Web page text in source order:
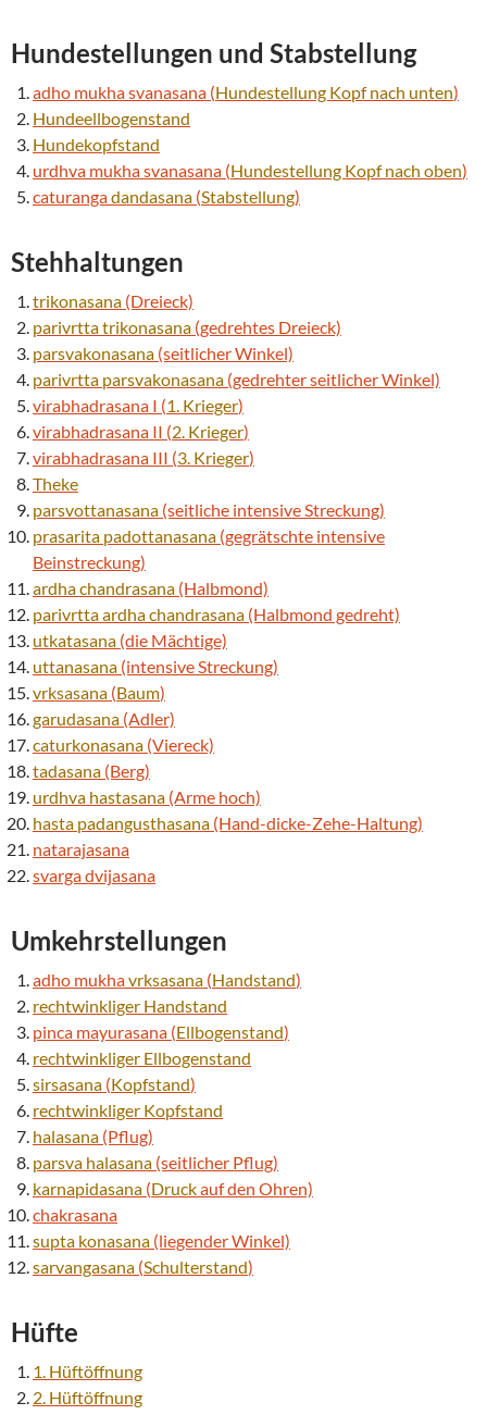
Hundestellungen und Stabstellung
adho mukha svanasana (Hundestellung Kopf nach unten)
Hundeellbogenstand
Hundekopfstand
urdhva mukha svanasana (Hundestellung Kopf nach oben)
caturangadandasana (Stabstellung)
Stehhaltungen
trikonasana (Dreieck)
parivrttatrikonasana (gedrehtes Dreieck)
parsvakonasana (seitlicher Winkel)
parivrtta parsvakonasana (gedrehter seitlicher Winkel)
virabhadrasana I (1. Krieger)
virabhadrasana II (2. Krieger)
virabhadrasana III (3. Krieger)
Theke
parsvottanasana (seitliche intensive Streckung)
prasarita padottanasana (gegrätschte intensive
Beinstreckung)
ardha chandrasana (Halbmond)
parivrttaardha chandrasana (Halbmond gedreht)
utkatasana (die Mächtige)
uttanasana (intensive Streckung)
vrksasana (Baum)
garudasana (Adler)
caturkonasana (Viereck)
tadasana (Berg)
urdhva hastasana (Arme hoch)
hasta padangusthasana (Hand-dicke-Zehe-Haltung)
natarajasana
svarga dvijasana
Umkehrstellungen
adho mukhavrksasana (Handstand)
rechtwinkliger Handstand
pinca mayurasana (Ellbogenstand)
rechtwinkliger Ellbogenstand
sirsasana (Kopfstand)
rechtwinkliger Kopfstand
halasana (Pflug)
parsva halasana (seitlicher Pflug)
karnapidasana (Druckauf den Ohren)
chakrasana
supta konasana (liegender Winkel)
sarvangasana (Schulterstand)
Hüfte
1. Hüftöffnung
2. Hüftöffnung